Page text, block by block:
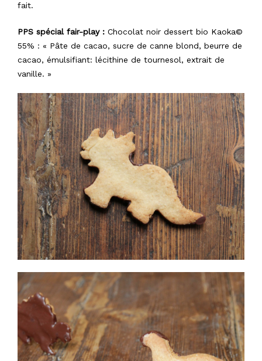
fait.
PPS spécial fair-play : Chocolat noir dessert bio Kaoka©
55% : « Pâte de cacao, sucre de canne blond, beurre de
cacao, émulsifiant: lécithine de tournesol, extrait de
vanille. »